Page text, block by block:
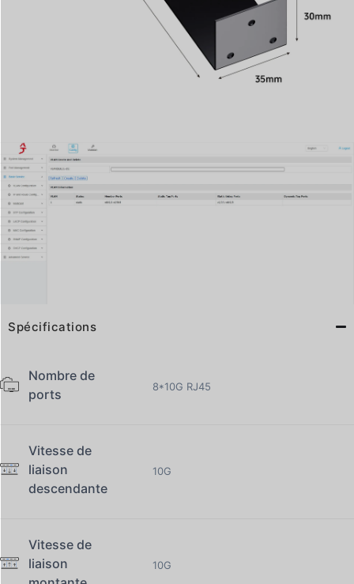
Spécifications
Nombre de
ports
8*10G RJ45
Vitesse de
liaison
descendante
10G
Vitesse de
liaison
10G